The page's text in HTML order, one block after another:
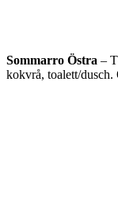
Sommarro Östra –
kokvrå, toalett/dusch.